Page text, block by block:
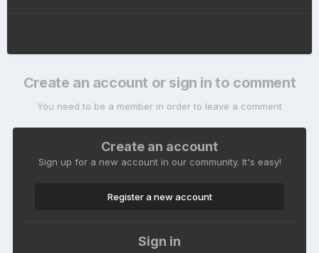
Create an account or sign in to comment
You need to be a member in order to leave a comment
Create an account
Sign up for a new account in our community. It's easy!
Register a new account
Sign in